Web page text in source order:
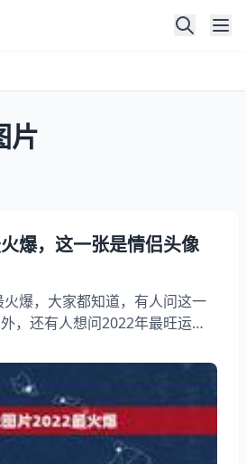
片
爆，这一张是情侣头像
爆，大家都知道，有人问这一
，还有人想问2022年最旺运的
气好的名字，你知道这是怎么回
合的微信头像，下面就一起来
吗？希望能够帮助到大家！ 头
这一张是情侣头像吗？ 从头像
出来是一张情侣头像 2、年最旺
旺运气好的名字